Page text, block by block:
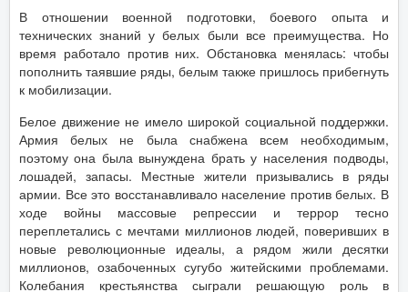
В отношении военной подготовки, боевого опыта и
технических знаний у белых были все преимущества. Но
время работало против них. Обстановка менялась: чтобы
пополнить таявшие ряды, белым также пришлось прибегнуть
к мобилизации.
Белое движение не имело широкой социальной поддержки.
Армия белых не была снабжена всем необходимым,
поэтому она была вынуждена брать у населения подводы,
лошадей, запасы. Местные жители призывались в ряды
армии. Все это восстанавливало население против белых. В
ходе войны массовые репрессии и террор тесно
переплетались с мечтами миллионов людей, поверивших в
новые революционные идеалы, а рядом жили десятки
миллионов, озабоченных сугубо житейскими проблемами.
Колебания крестьянства сыграли решающую роль в